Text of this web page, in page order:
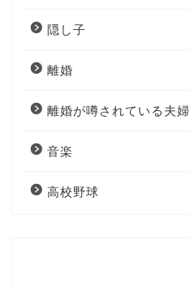
隠し子
離婚
離婚が噂されている夫婦
音楽
高校野球